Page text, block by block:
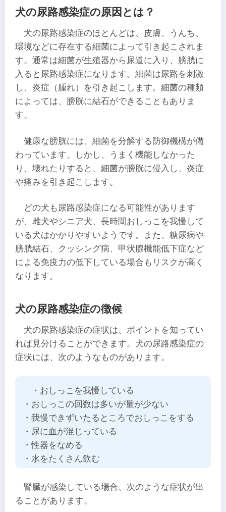
犬の尿路感染症の原因とは？
犬の尿路感染症のほとんどは、皮膚、うんち、
環境などに存在する細菌によって引き起こされま
す。通常は細菌が生殖器から尿道に入り、膀胱に
入ると尿路感染症になります。細菌は尿路を刺激
し、炎症（腫れ）を引き起こします。細菌の種類
によっては、膀胱に結石ができることもありま
す。
健康な膀胱には、細菌を分解する防御機構が備
わっています。しかし、うまく機能しなかった
り、壊れたりすると、細菌が膀胱に侵入し、炎症
や痛みを引き起こします。
どの犬も尿路感染症になる可能性があります
が、雌犬やシニア犬、長時間おしっこを我慢して
いる犬はかかりやすいようです。また、糖尿病や
膀胱結石、クッシング病、甲状腺機能低下症など
による免疫力の低下している場合もリスクが高く
なります。
犬の尿路感染症の徴候
犬の尿路感染症の症状は、ポイントを知ってい
れば見分けることができます。犬の尿路感染症の
症状には、次のようなものがあります。
・おしっこを我慢している
・おしっこの回数は多いが量が少ない
・我慢できずいたるところでおしっこをする
・尿に血が混じっている
・性器をなめる
・水をたくさん飲む
腎臓が感染している場合、次のような症状が出
ることがあります。